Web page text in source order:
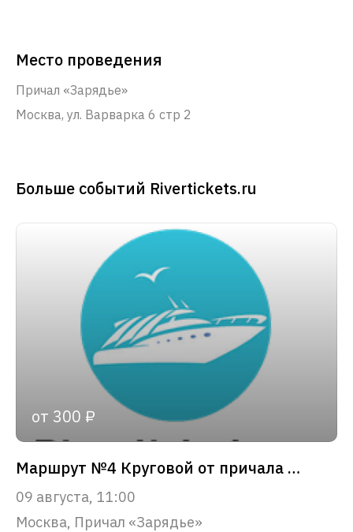
Место проведения
Причал «Зарядье»
Москва, ул. Варварка 6 стр 2
Больше событий Rivertickets.ru
от 300 ₽
Маршрут №4 Круговой от причала «Зарядье»
09 августа, 11:00
Москва, Причал «Зарядье»